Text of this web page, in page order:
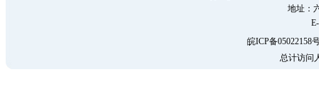
地址：
皖ICP备05022158
总计访问